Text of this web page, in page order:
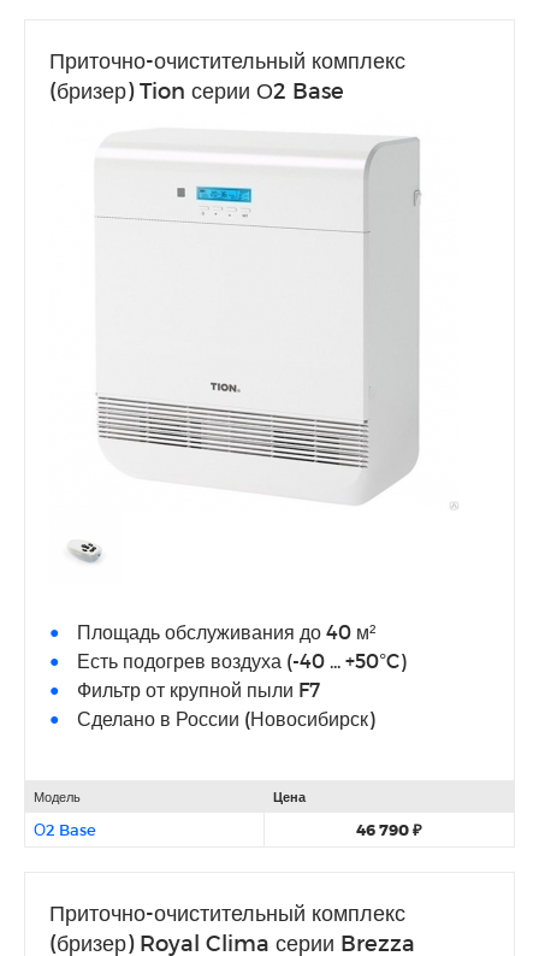
Приточно-очистительный комплекс
(бризер) Tion серии О2 Base
Площадь обслуживания до 40 м²
Есть подогрев воздуха (-40 ... +50°C)
Фильтр от крупной пыли F7
Сделано в России (Новосибирск)
Модель Цена
О2 Base 46 790 ₽
Приточно-очистительный комплекс
(бризер) Royal Clima серии Brezza